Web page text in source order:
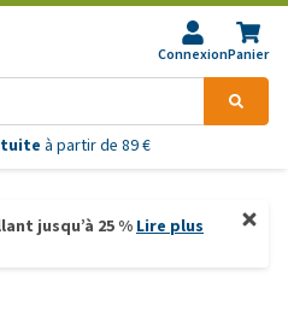
ConnexionPanier
à partir de 89 €
jusqu’à 25 % Lire plus